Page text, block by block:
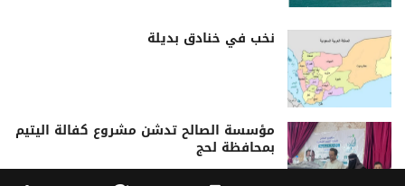
نخب في خنادق بديلة
مؤسسة الصالح تدشن مشروع كفالة اليتيم
بمحافظة لحج